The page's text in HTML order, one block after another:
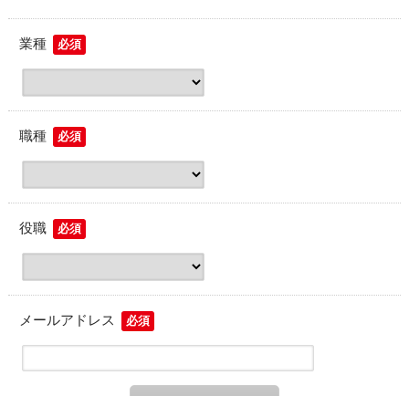
業種 必須
職種 必須
役職 必須
メールアドレス 必須